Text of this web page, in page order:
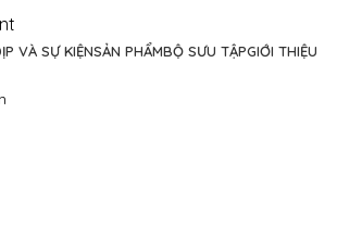
VÀ SỰ KIỆNSẢN PHẨMBỘ SƯU TẬPGIỚI THIỆU